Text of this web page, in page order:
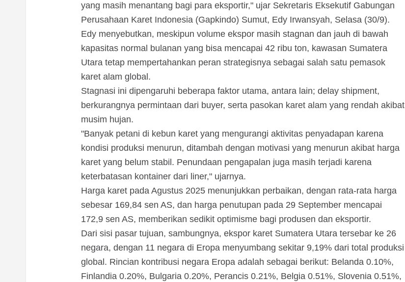
yang masih menantang bagi para eksportir," ujar Sekretaris Eksekutif Gabungan
Perusahaan Karet Indonesia (Gapkindo) Sumut, Edy Irwansyah, Selasa (30/9).
Edy menyebutkan, meskipun volume ekspor masih stagnan dan jauh di bawah
kapasitas normal bulanan yang bisa mencapai 42 ribu ton, kawasan Sumatera
Utara tetap mempertahankan peran strategisnya sebagai salah satu pemasok
karet alam global.
Stagnasi ini dipengaruhi beberapa faktor utama, antara lain; delay shipment,
berkurangnya permintaan dari buyer, serta pasokan karet alam yang rendah akibat
musim hujan.
"Banyak petani di kebun karet yang mengurangi aktivitas penyadapan karena
kondisi produksi menurun, ditambah dengan motivasi yang menurun akibat harga
karet yang belum stabil. Penundaan pengapalan juga masih terjadi karena
keterbatasan kontainer dari liner," ujarnya.
Harga karet pada Agustus 2025 menunjukkan perbaikan, dengan rata-rata harga
sebesar 169,84 sen AS, dan harga penutupan pada 29 September mencapai
172,9 sen AS, memberikan sedikit optimisme bagi produsen dan eksportir.
Dari sisi pasar tujuan, sambungnya, ekspor karet Sumatera Utara tersebar ke 26
negara, dengan 11 negara di Eropa menyumbang sekitar 9,19% dari total produksi
global. Rincian kontribusi negara Eropa adalah sebagai berikut: Belanda 0.10%,
Finlandia 0.20%, Bulgaria 0.20%, Perancis 0.21%, Belgia 0.51%, Slovenia 0.51%,